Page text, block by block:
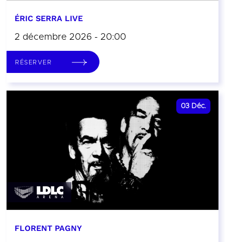
ÉRIC SERRA LIVE
2 décembre 2026 - 20:00
RÉSERVER
03 Déc.
FLORENT PAGNY